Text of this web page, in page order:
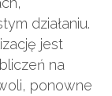
działaniu.
jest
na
ponowne